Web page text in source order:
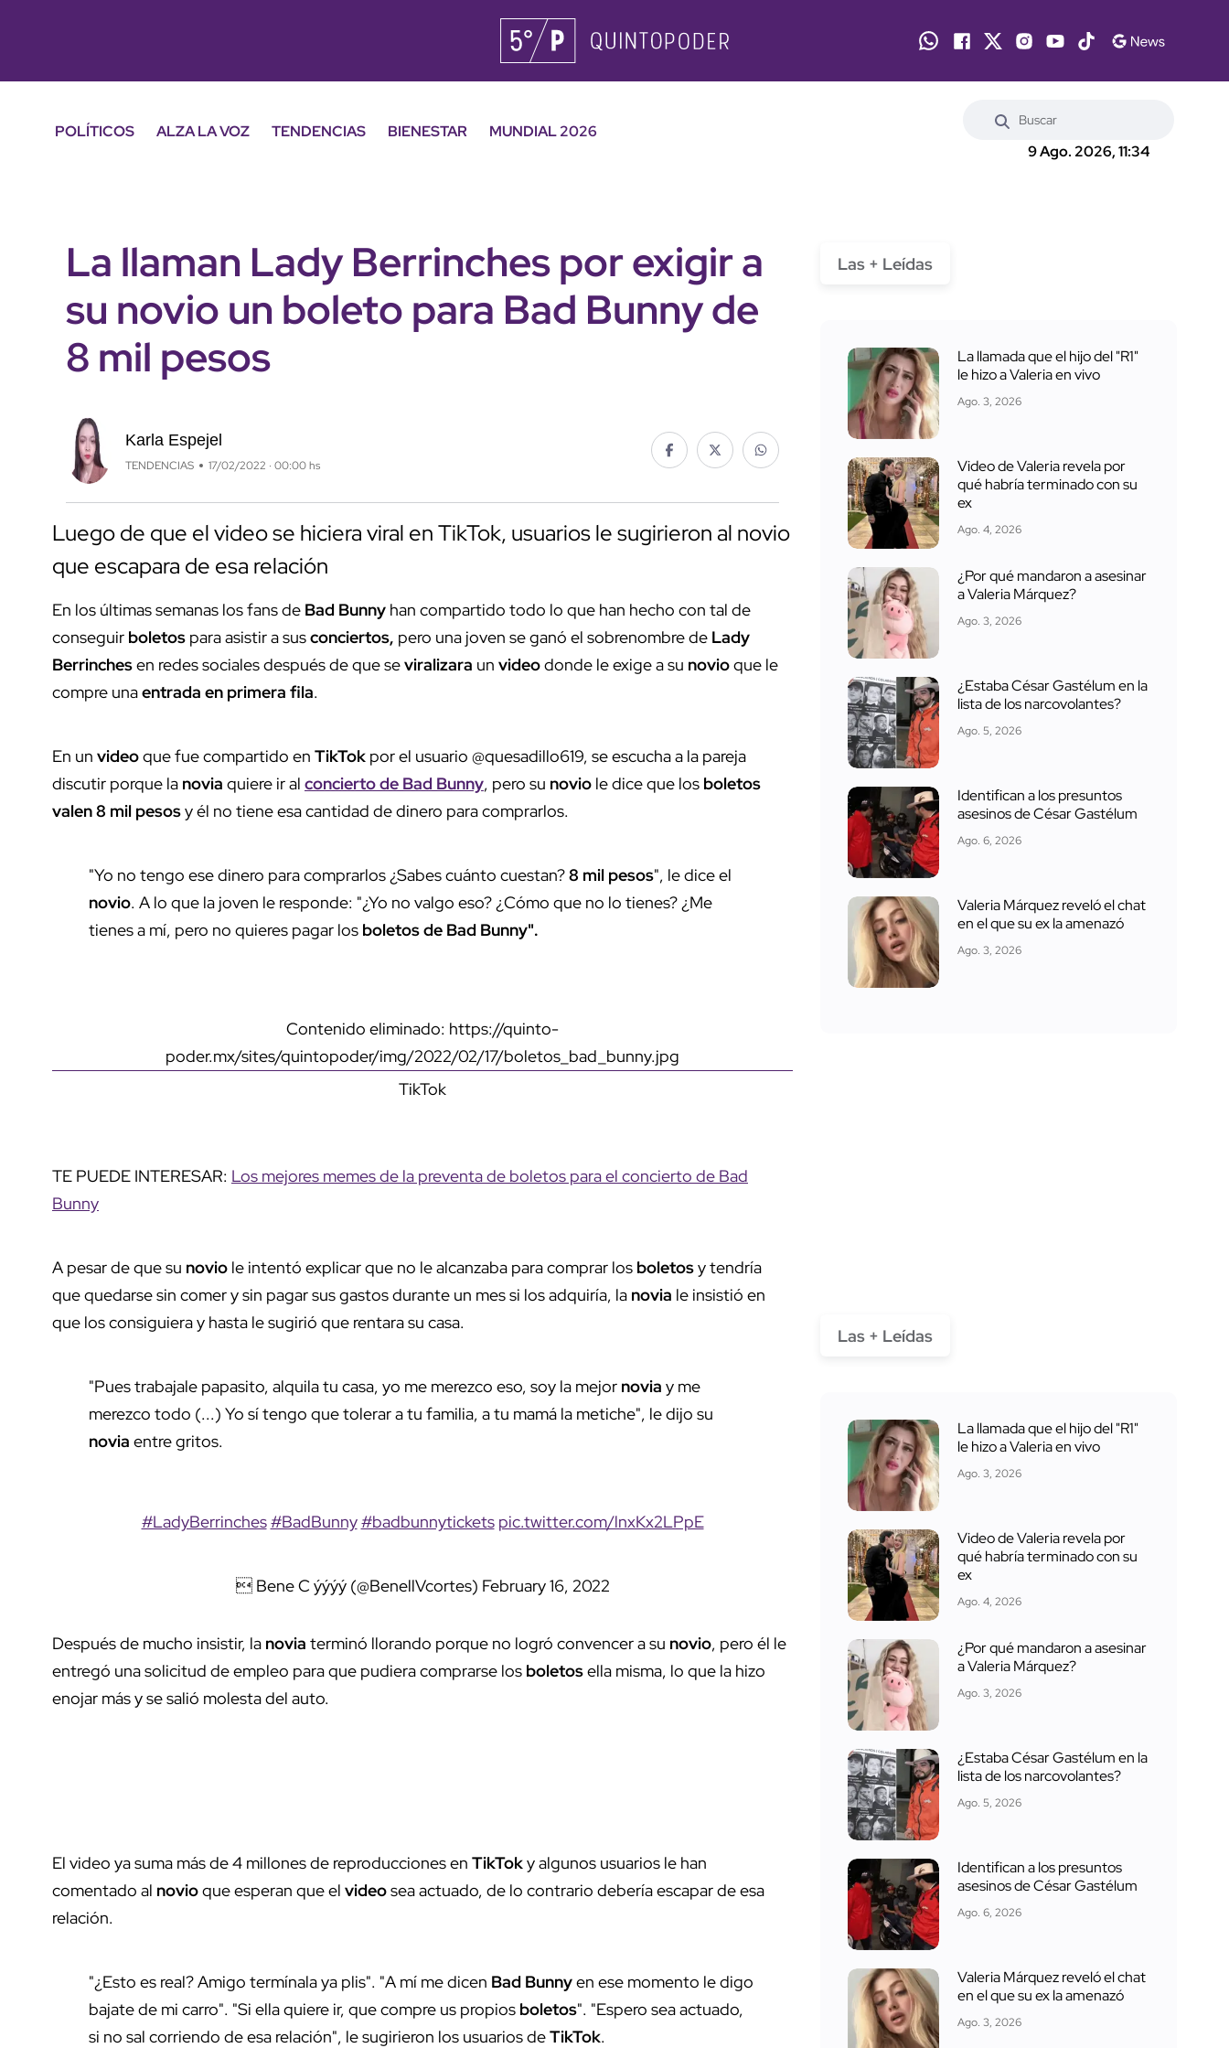
POLÍTICOS ALZA LA VOZ TENDENCIAS BIENESTAR
MUNDIAL 2026
9 Ago. 2026, 11:34
La llaman Lady Berrinches por exigir a
su novio un boleto para Bad Bunny de
8 mil pesos
Karla Espejel
TENDENCIAS 17/02/2022 · 00:00 hs
Luego de que el video se hiciera viral en TikTok, usuarios le sugirieron al novio
que escapara de esa relación
En los últimas semanas los fans de Bad Bunny han compartido todo lo que han hecho con tal de
conseguir boletos para asistir a susconciertos, pero una joven se ganó el sobrenombre de Lady
Berrinchesen redes sociales después de que seviralizara un videodonde le exige a su novioque le
compre unaentrada en primera fila.
En un videoque fue compartido en TikTok por el usuario @quesadillo619, se escucha a la pareja
discutir porque la novia quiere ir al concierto de Bad Bunny, pero su novio le dice que los boletos
valen 8 mil pesosy él no tiene esa cantidad de dinero para comprarlos.
"Yo no tengo ese dinero para comprarlos ¿Sabes cuánto cuestan?8 mil pesos", le dice el
novio. A lo que la joven le responde: "¿Yo no valgo eso? ¿Cómo que no lo tienes? ¿Me
tienes a mí, pero no quieres pagar los boletos de Bad Bunny".
Contenido eliminado: https://quinto-
poder.mx/sites/quintopoder/img/2022/02/17/boletos_bad_bunny.jpg
TikTok
TE PUEDE INTERESAR: Los mejores memes de la preventa de boletos para el concierto de Bad
Bunny
A pesar de que su novio le intentó explicar que no le alcanzaba para comprar los boletosy tendría
que quedarse sin comer y sin pagar sus gastos durante un mes si los adquiría, la novia le insistió en
que los consiguiera y hasta le sugirió que rentara su casa.
"Pues trabajale papasito, alquila tu casa, yo me merezco eso, soy la mejor novia y me
merezco todo (...) Yo sí tengo que tolerar a tu familia, a tu mamá la metiche", le dijo su
novia entre gritos.
#LadyBerrinches#BadBunny#badbunnytickets pic.twitter.com/lnxKx2LPpE
 Bene C ýýýý (@BenellVcortes) February 16, 2022
Después de mucho insistir, la novia terminó llorando porque no logró convencer a su novio, pero él le
entregó una solicitud de empleo para que pudiera comprarse los boletosella misma, lo que la hizo
enojar más y se salió molesta del auto.
El video ya suma más de 4 millones de reproducciones en TikToky algunos usuarios le han
comentado al novioque esperan que el videosea actuado, de lo contrario debería escapar de esa
relación.
"¿Esto es real? Amigo termínala ya plis". "A mí me dicen Bad Bunnyen ese momento le digo
bajate de mi carro". "Si ella quiere ir, que compre us propios boletos". "Espero sea actuado,
si no sal corriendo de esa relación", le sugirieron los usuarios deTikTok.
Las + Leídas
La llamada que el hijo del "R1"
le hizo a Valeria en vivo
Ago. 3, 2026
Video de Valeria revela por
qué habría terminado con su
ex
Ago. 4, 2026
¿Por qué mandaron a asesinar
a Valeria Márquez?
Ago. 3, 2026
¿Estaba César Gastélum en la
lista de los narcovolantes?
Ago. 5, 2026
Identifican a los presuntos
asesinos de César Gastélum
Ago. 6, 2026
Valeria Márquez reveló el chat
en el que su ex la amenazó
Ago. 3, 2026
Las + Leídas
La llamada que el hijo del "R1"
le hizo a Valeria en vivo
Ago. 3, 2026
Video de Valeria revela por
qué habría terminado con su
ex
Ago. 4, 2026
¿Por qué mandaron a asesinar
a Valeria Márquez?
Ago. 3, 2026
¿Estaba César Gastélum en la
lista de los narcovolantes?
Ago. 5, 2026
Identifican a los presuntos
asesinos de César Gastélum
Ago. 6, 2026
Valeria Márquez reveló el chat
en el que su ex la amenazó
Ago. 3, 2026